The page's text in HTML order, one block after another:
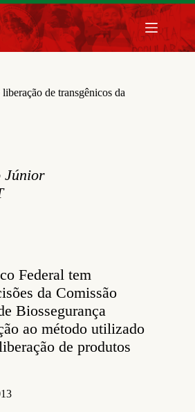
de transgênicos da
Júnior
Federal tem
da Comissão
Biossegurança
ao método utilizado
de produtos